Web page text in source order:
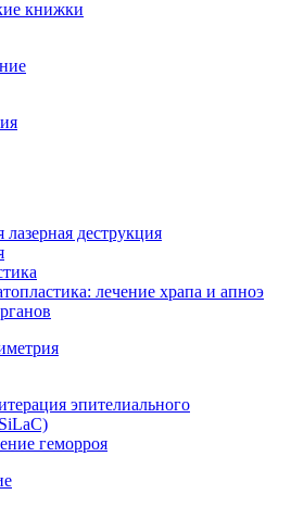
книжки
деструкция
лечение храпа и апноэ
эпителиального
геморроя